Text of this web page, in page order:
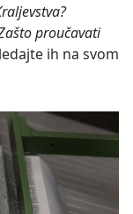
proučavati
ih na svom